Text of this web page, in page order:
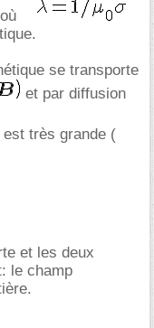
où
se transporte
et par diffusion
très grande (
et les deux
le champ